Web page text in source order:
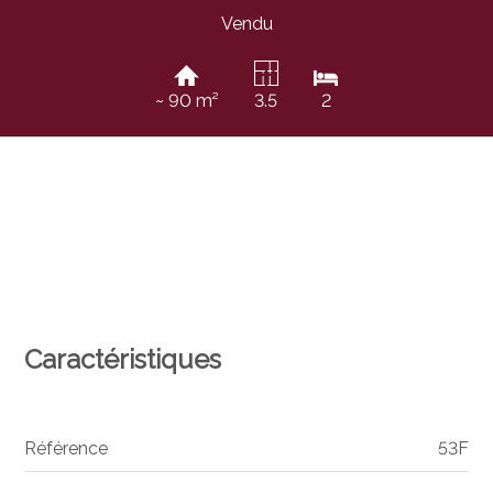
Vendu
~ 90 m² 3.5 2
Caractéristiques
Référence 53F